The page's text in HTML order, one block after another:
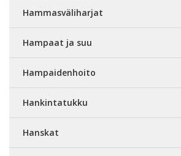
Hammasväliharjat
Hampaat ja suu
Hampaidenhoito
Hankintatukku
Hanskat